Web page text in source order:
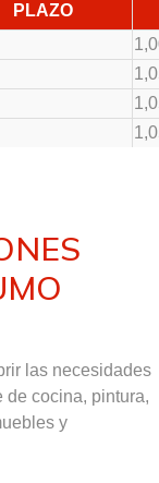
PLAZO
las necesidades
de cocina, pintura,
y